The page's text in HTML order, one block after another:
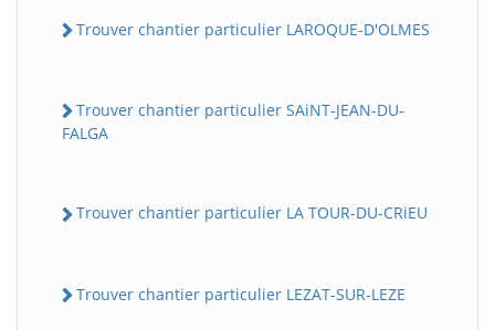
Trouver chantier particulier LAROQUE-D'OLMES
Trouver chantier particulier SAiNT-JEAN-DU-
FALGA
Trouver chantier particulier LA TOUR-DU-CRiEU
Trouver chantier particulier LEZAT-SUR-LEZE